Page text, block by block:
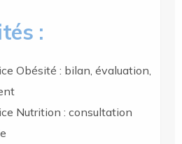
:
Obésité : bilan, évaluation,
Nutrition : consultation